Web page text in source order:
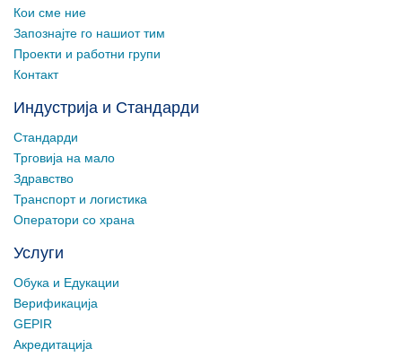
Кои сме ние
Запознајте го нашиот тим
Проекти и работни групи
Контакт
Индустрија и Стандарди
Стандарди
Трговија на мало
Здравство
Транспорт и логистика
Оператори со храна
Услуги
Обука и Едукации
Верификација
GEPIR
Акредитација